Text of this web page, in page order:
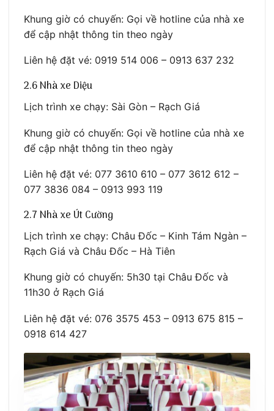
Khung giờ có chuyến: Gọi về hotline của nhà xe
để cập nhật thông tin theo ngày
Liên hệ đặt vé: 0919 514 006 – 0913 637 232
2.6 Nhà xe Diệu
Lịch trình xe chạy: Sài Gòn – Rạch Giá
Khung giờ có chuyến: Gọi về hotline của nhà xe
để cập nhật thông tin theo ngày
Liên hệ đặt vé: 077 3610 610 – 077 3612 612 –
077 3836 084 – 0913 993 119
2.7 Nhà xe Út Cường
Lịch trình xe chạy: Châu Đốc – Kinh Tám Ngàn –
Rạch Giá và Châu Đốc – Hà Tiên
Khung giờ có chuyến: 5h30 tại Châu Đốc và
11h30 ở Rạch Giá
Liên hệ đặt vé: 076 3575 453 – 0913 675 815 –
0918 614 427